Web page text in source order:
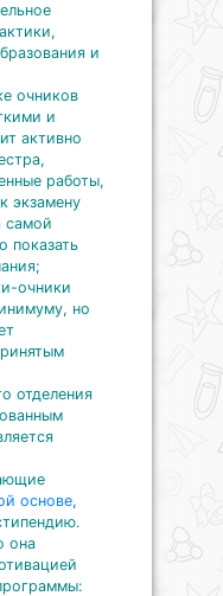
и
очников
и
активно
работы,
экзамену
самой
показать
очники
но
отделения
основе,
она